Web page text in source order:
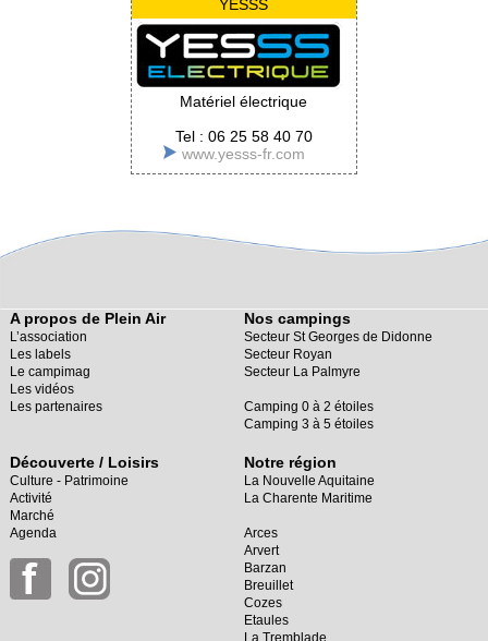
YESSS
Matériel électrique
Tel : 06 25 58 40 70
www.yesss-fr.com
A propos de Plein Air
L’association
Les labels
Le campimag
Les vidéos
Les partenaires
Nos campings
Secteur St Georges de Didonne
Secteur Royan
Secteur La Palmyre
Camping 0 à 2 étoiles
Camping 3 à 5 étoiles
Découverte / Loisirs
Culture - Patrimoine
Activité
Marché
Agenda
Notre région
La Nouvelle Aquitaine
La Charente Maritime
Arces
Arvert
Barzan
Breuillet
Cozes
Etaules
La Tremblade